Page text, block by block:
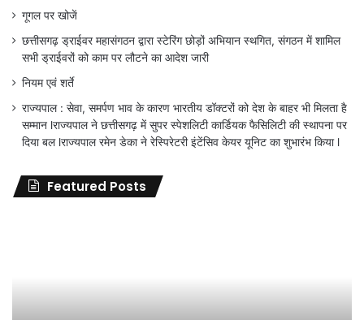
गूगल पर खोजें
छत्तीसगढ़ ड्राईवर महासंगठन द्वारा स्टेरिंग छोड़ों अभियान स्थगित, संगठन में शामिल
सभी ड्राईवरों को काम पर लौटने का आदेश जारी
नियम एवं शर्ते
राज्यपाल : सेवा, समर्पण भाव के कारण भारतीय डॉक्टरों को देश के बाहर भी मिलता है
सम्मान lराज्यपाल ने छत्तीसगढ़ में सुपर स्पेशलिटी कार्डियक फैसिलिटी की स्थापना पर
दिया बल lराज्यपाल रमेन डेका ने रेस्पिरेटरी इंटेंसिव केयर यूनिट का शुभारंभ किया l
Featured Posts